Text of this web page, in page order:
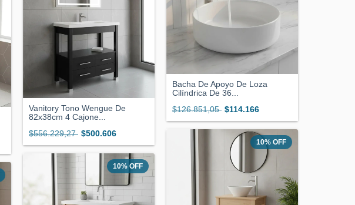
Vanitory Tono Wengue De
82x38cm 4 Cajone...
$556.229,27 $500.606
Bacha De Apoyo De Loza
Cilíndrica De 36...
$126.851,05 $114.166
10% OFF
10% OFF